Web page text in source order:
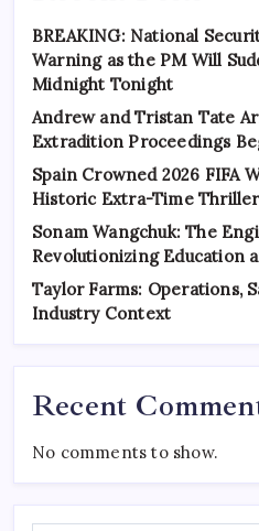
BREAKING: National
Warning as the PM Will
Midnight Tonight
Andrew and Tristan Tate
Extradition Proceedings
Spain Crowned 2026 FIFA
Historic Extra-Time Thriller
Sonam Wangchuk: The
Revolutionizing Education
Taylor Farms: Operations,
Industry Context
Recent
No comments to show.